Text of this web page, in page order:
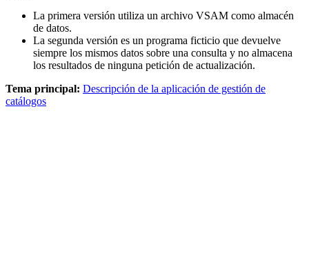
La primera versión utiliza un archivo VSAM como almacén
de datos.
La segunda versión es un programa ficticio que devuelve
siempre los mismos datos sobre una consulta y no almacena
los resultados de ninguna petición de actualización.
Tema principal: Descripción de la aplicación de gestión de
catálogos